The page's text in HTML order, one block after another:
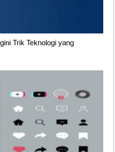
Trik Teknologi yang